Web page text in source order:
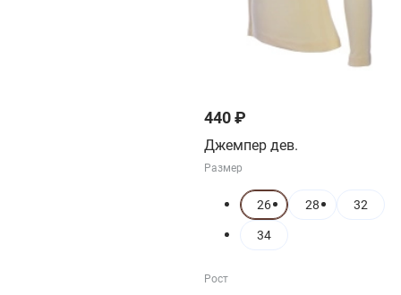
440 ₽
Джемпер дев.
Размер
26 28 32
34
Рост